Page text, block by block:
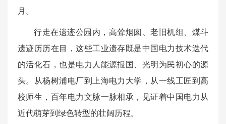
月。
行走在遗迹公园内，高耸烟囱、老旧机组、煤斗
遗迹历历在目，这些工业遗存既是中国电力技术迭代
的活化石，也是电力人能源报国、光明为民初心的源
头。从杨树浦电厂到上海电力大学，从一线工匠到高
校师生，百年电力文脉一脉相承，见证着中国电力从
近代萌芽到绿色转型的壮阔历程。